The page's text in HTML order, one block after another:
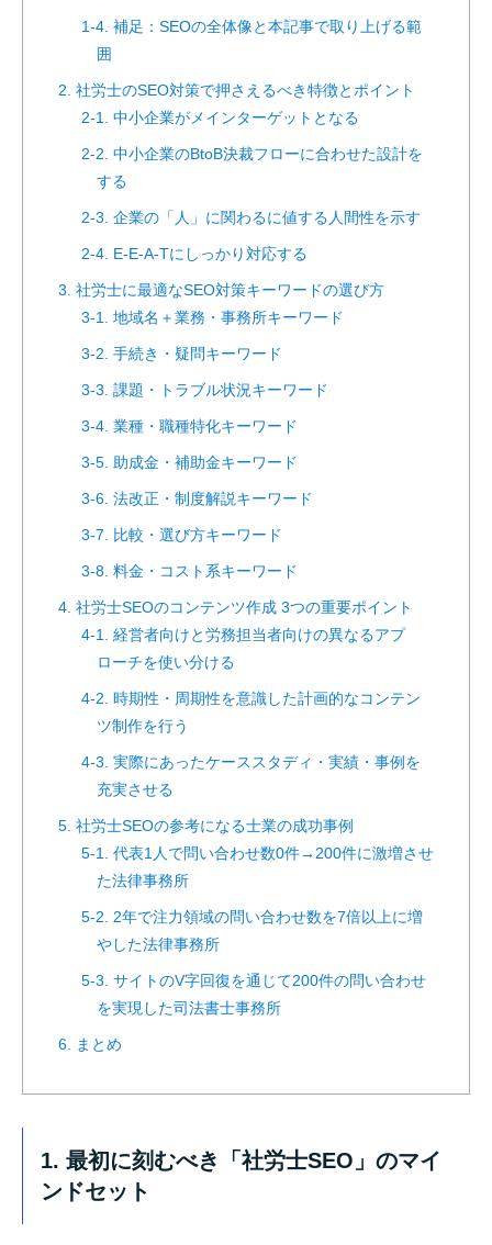
1-4. 補足：SEOの全体像と本記事で取り上げる範
囲
2. 社労士のSEO対策で押さえるべき特徴とポイント
2-1. 中小企業がメインターゲットとなる
2-2. 中小企業のBtoB決裁フローに合わせた設計を
する
2-3. 企業の「人」に関わるに値する人間性を示す
2-4. E-E-A-Tにしっかり対応する
3. 社労士に最適なSEO対策キーワードの選び方
3-1. 地域名＋業務・事務所キーワード
3-2. 手続き・疑問キーワード
3-3. 課題・トラブル状況キーワード
3-4. 業種・職種特化キーワード
3-5. 助成金・補助金キーワード
3-6. 法改正・制度解説キーワード
3-7. 比較・選び方キーワード
3-8. 料金・コスト系キーワード
4. 社労士SEOのコンテンツ作成 3つの重要ポイント
4-1. 経営者向けと労務担当者向けの異なるアプ
ローチを使い分ける
4-2. 時期性・周期性を意識した計画的なコンテン
ツ制作を行う
4-3. 実際にあったケーススタディ・実績・事例を
充実させる
5. 社労士SEOの参考になる士業の成功事例
5-1. 代表1人で問い合わせ数0件→200件に激増させ
た法律事務所
5-2. 2年で注力領域の問い合わせ数を7倍以上に増
やした法律事務所
5-3. サイトのV字回復を通じて200件の問い合わせ
を実現した司法書士事務所
6. まとめ
1. 最初に刻むべき「社労士SEO」のマイ
ンドセット